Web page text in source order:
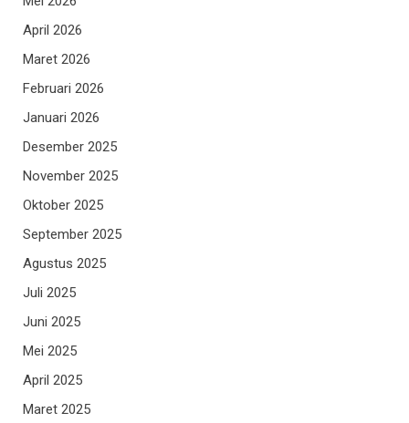
April 2026
Maret 2026
Februari 2026
Januari 2026
Desember 2025
November 2025
Oktober 2025
September 2025
Agustus 2025
Juli 2025
Juni 2025
Mei 2025
April 2025
Maret 2025